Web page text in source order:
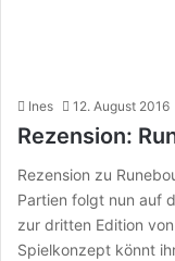
Ines 12. August 2016
Rezension:
Rezension zu
Partien folgt nun auf
zur dritten Edition
Spielkonzept könnt